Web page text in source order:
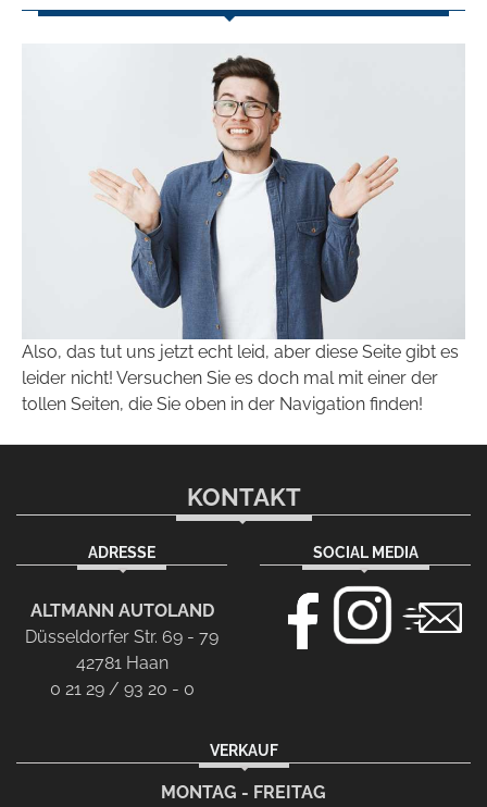
Also, das tut uns jetzt echt leid, aber diese Seite gibt es
leider nicht! Versuchen Sie es doch mal mit einer der
tollen Seiten, die Sie oben in der Navigation finden!
KONTAKT
ADRESSE
ALTMANN AUTOLAND
Düsseldorfer Str. 69 - 79
42781 Haan
0 21 29 / 93 20 - 0
SOCIAL MEDIA
VERKAUF
MONTAG - FREITAG